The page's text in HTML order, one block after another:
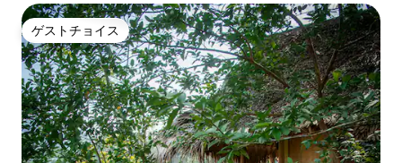
ゲストチョイス
ゲストチョイス